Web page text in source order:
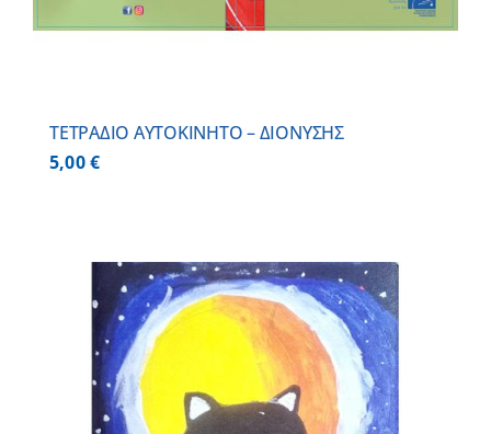
ΤΕΤΡΑΔΙΟ ΑΥΤΟΚΙΝΗΤΟ – ΔΙΟΝΥΣΗΣ
5,00€